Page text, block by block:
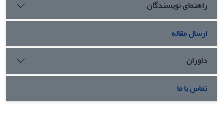
راهنمای نویسندگان
ارسال مقاله
داوران
تماس با ما